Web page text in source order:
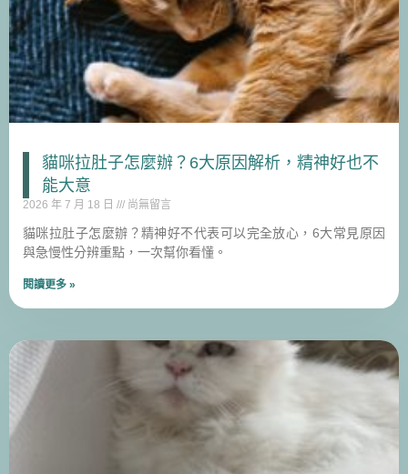
貓咪拉肚子怎麼辦？6大原因解析，精神好也不
能大意
2026 年 7 月 18 日 尚無留言
貓咪拉肚子怎麼辦？精神好不代表可以完全放心，6大常見原因
與急慢性分辨重點，一次幫你看懂。
閱讀更多 »